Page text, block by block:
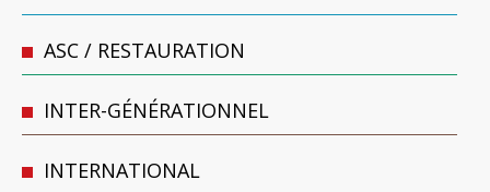
ASC / RESTAURATION
INTER-GÉNÉRATIONNEL
INTERNATIONAL